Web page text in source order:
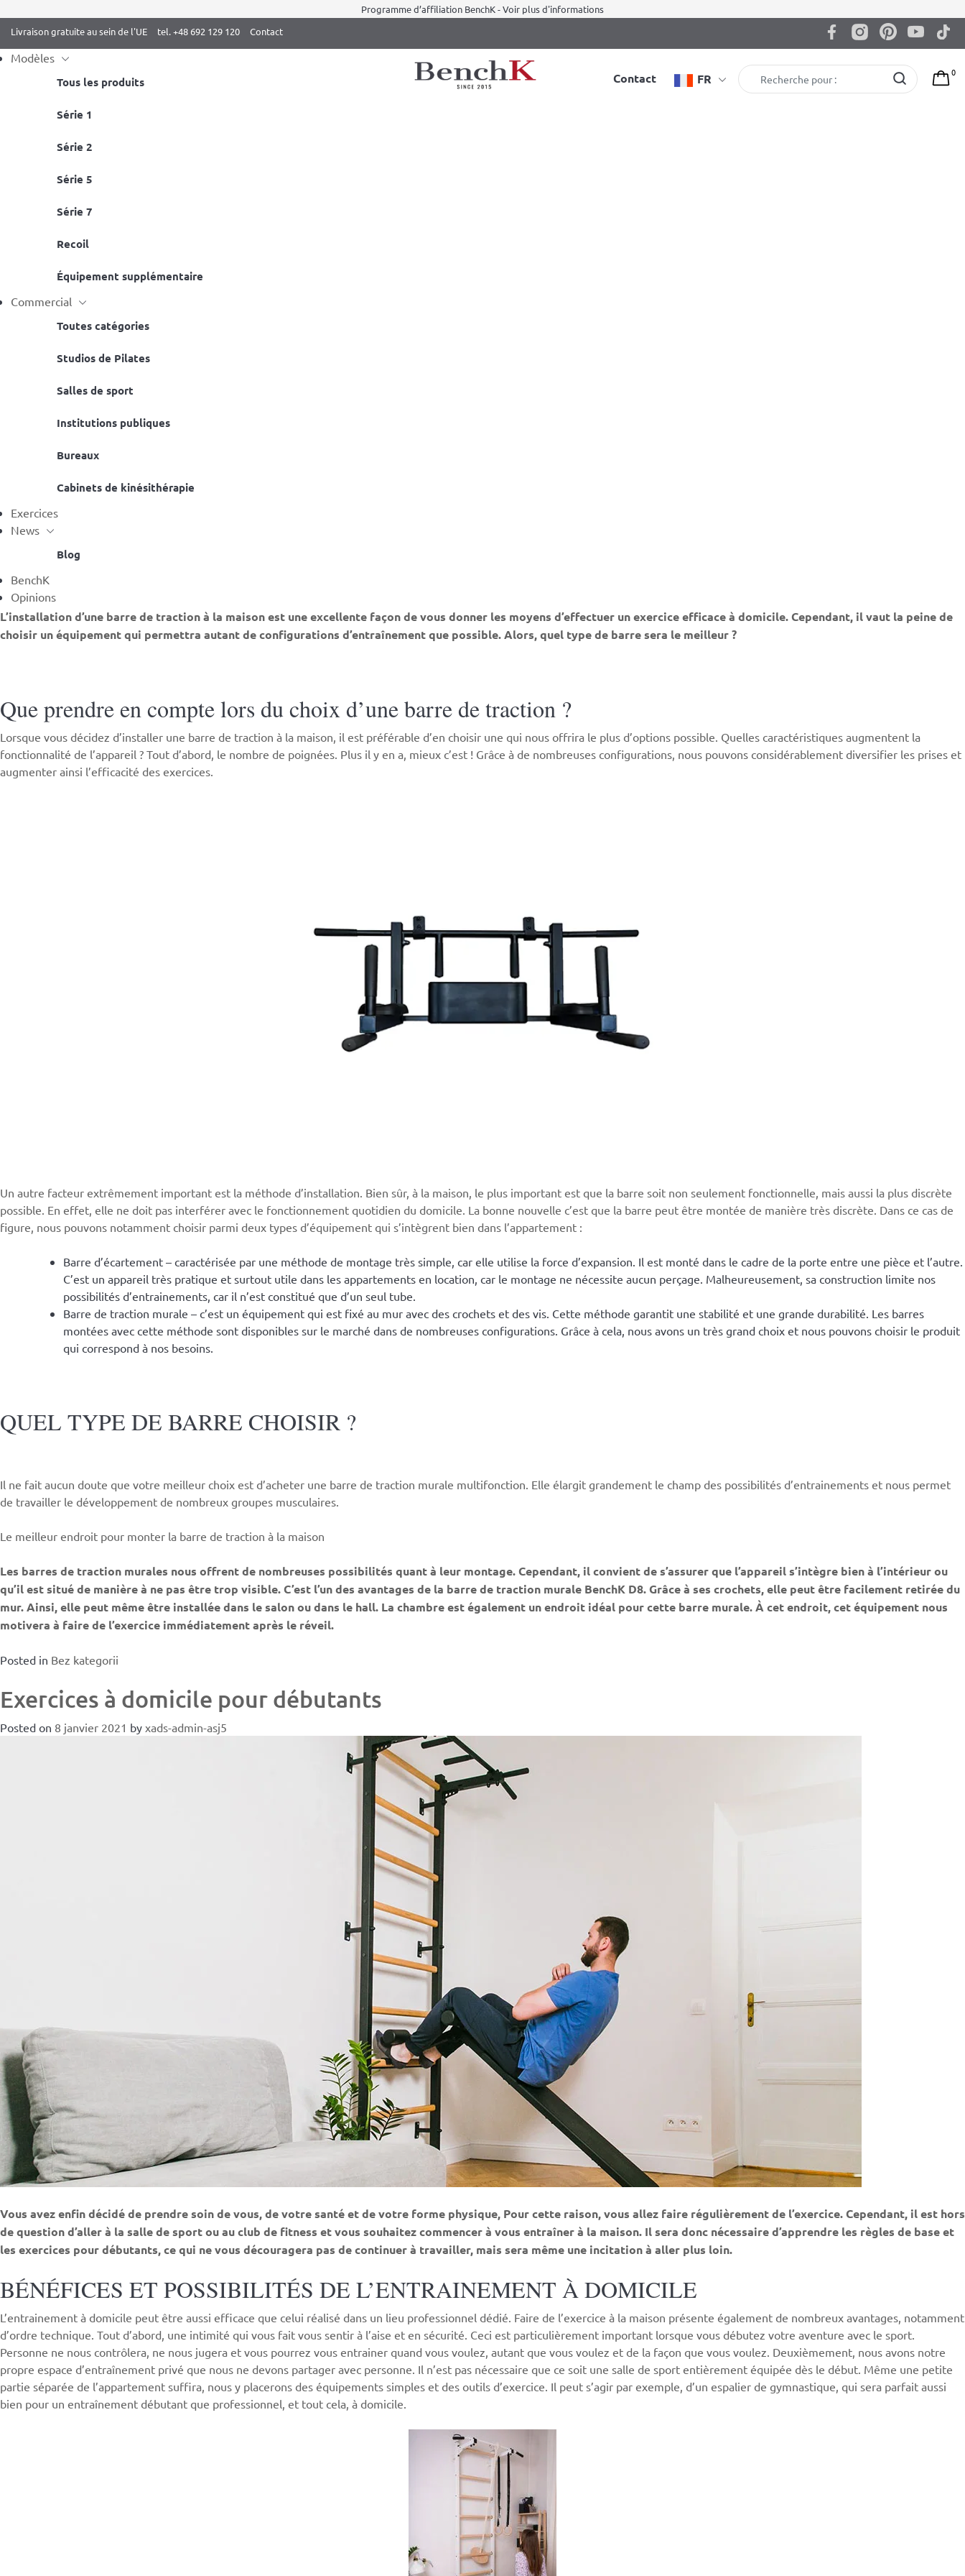
Programme d’affiliation BenchK - Voir plus d'informations
Livraison gratuite au sein de l'UE
tel. +48 692 129 120 Contact
Modèles
Tous les produits
Série 1
Série 2
Série 5
Série 7
Recoil
Équipement supplémentaire
Commercial
Toutes catégories
Studios de Pilates
Salles de sport
Institutions publiques
Bureaux
Cabinets de kinésithérapie
Exercices
News
Blog
BenchK
Opinions
Contact FR 0
Mois :janvier 2021
L’installation d’une barre de traction à la maison est une excellente façon de vous donner les moyens d’effectuer un exercice efficace à domicile. Cependant, il vaut la peine de
choisir un équipement qui permettra autant de configurations d’entraînement que possible. Alors, quel type de barre sera le meilleur ?
Que prendre en compte lors du choix d’une barre de traction ?
Lorsque vous décidez d’installer une barre de traction à la maison, il est préférable d’en choisir une qui nous offrira le plus d’options possible. Quelles caractéristiques augmentent la
fonctionnalité de l’appareil ? Tout d’abord, le nombre de poignées. Plus il y en a, mieux c’est ! Grâce à de nombreuses configurations, nous pouvons considérablement diversifier les prises et
augmenter ainsi l’efficacité des exercices.
Un autre facteur extrêmement important est la méthode d’installation. Bien sûr, à la maison, le plus important est que la barre soit non seulement fonctionnelle, mais aussi la plus discrète
possible. En effet, elle ne doit pas interférer avec le fonctionnement quotidien du domicile. La bonne nouvelle c’est que la barre peut être montée de manière très discrète. Dans ce cas de
figure, nous pouvons notamment choisir parmi deux types d’équipement qui s’intègrent bien dans l’appartement :
Barre d’écartement – caractérisée par une méthode de montage très simple, car elle utilise la force d’expansion. Il est monté dans le cadre de la porte entre une pièce et l’autre.
C’est un appareil très pratique et surtout utile dans les appartements en location, car le montage ne nécessite aucun perçage. Malheureusement, sa construction limite nos
possibilités d’entrainements, car il n’est constitué que d’un seul tube.
Barre de traction murale – c’est un équipement qui est fixé au mur avec des crochets et des vis. Cette méthode garantit une stabilité et une grande durabilité. Les barres
montées avec cette méthode sont disponibles sur le marché dans de nombreuses configurations. Grâce à cela, nous avons un très grand choix et nous pouvons choisir le produit
qui correspond à nos besoins.
QUEL TYPE DE BARRE CHOISIR ?
Il ne fait aucun doute que votre meilleur choix est d’acheter une barre de traction murale multifonction. Elle élargit grandement le champ des possibilités d’entrainements et nous permet
de travailler le développement de nombreux groupes musculaires.
Le meilleur endroit pour monter la barre de traction à la maison
Les barres de traction murales nous offrent de nombreuses possibilités quant à leur montage. Cependant, il convient de s’assurer que l’appareil s’intègre bien à l’intérieur ou
qu’il est situé de manière à ne pas être trop visible. C’est l’un des avantages de la barre de traction murale BenchK D8. Grâce à ses crochets, elle peut être facilement retirée du
mur. Ainsi, elle peut même être installée dans le salon ou dans le hall. La chambre est également un endroit idéal pour cette barre murale. À cet endroit, cet équipement nous
motivera à faire de l’exercice immédiatement après le réveil.
Posted in Bez kategorii
Exercices à domicile pour débutants
Posted on 8 janvier 2021 by xads-admin-asj5
Vous avez enfin décidé de prendre soin de vous, de votre santé et de votre forme physique, Pour cette raison, vous allez faire régulièrement de l’exercice. Cependant, il est hors
de question d’aller à la salle de sport ou au club de fitness et vous souhaitez commencer à vous entraîner à la maison. Il sera donc nécessaire d’apprendre les règles de base et
les exercices pour débutants, ce qui ne vous découragera pas de continuer à travailler, mais sera même une incitation à aller plus loin.
BÉNÉFICES ET POSSIBILITÉS DE L’ENTRAINEMENT À DOMICILE
L’entrainement à domicile peut être aussi efficace que celui réalisé dans un lieu professionnel dédié. Faire de l’exercice à la maison présente également de nombreux avantages, notamment
d’ordre technique. Tout d’abord, une intimité qui vous fait vous sentir à l’aise et en sécurité. Ceci est particulièrement important lorsque vous débutez votre aventure avec le sport.
Personne ne nous contrôlera, ne nous jugera et vous pourrez vous entrainer quand vous voulez, autant que vous voulez et de la façon que vous voulez. Deuxièmement, nous avons notre
propre espace d’entraînement privé que nous ne devons partager avec personne. Il n’est pas nécessaire que ce soit une salle de sport entièrement équipée dès le début. Même une petite
partie séparée de l’appartement suffira, nous y placerons des équipements simples et des outils d’exercice. Il peut s’agir par exemple, d’un espalier de gymnastique, qui sera parfait aussi
bien pour un entraînement débutant que professionnel, et tout cela, à domicile.